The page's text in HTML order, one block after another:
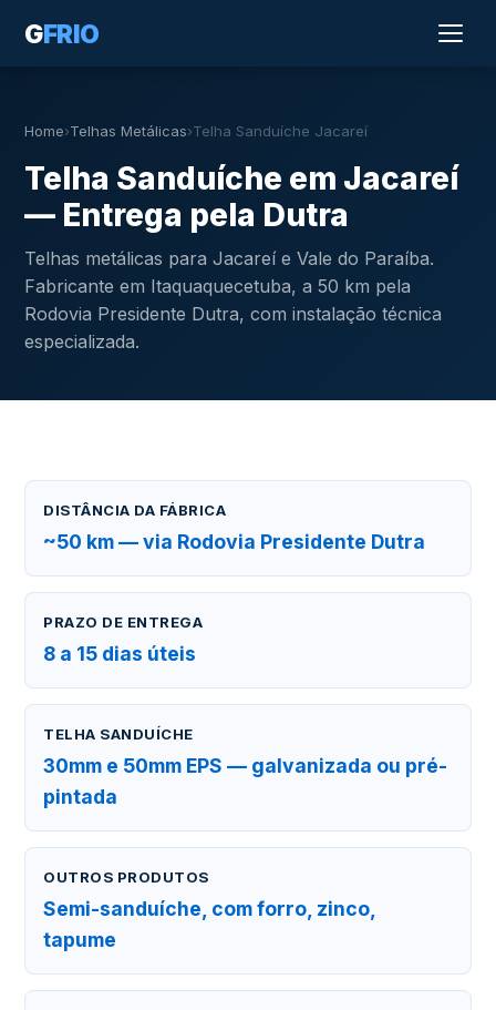
GFRIO
Home›Telhas Metálicas›Telha Sanduíche Jacareí
Telha Sanduíche em Jacareí
— Entrega pela Dutra
Telhas metálicas para Jacareí e Vale do Paraíba.
Fabricante em Itaquaquecetuba, a 50 km pela
Rodovia Presidente Dutra, com instalação técnica
especializada.
DISTÂNCIA DA FÁBRICA
~50 km — via Rodovia Presidente Dutra
PRAZO DE ENTREGA
8 a 15 dias úteis
TELHA SANDUÍCHE
30mm e 50mm EPS — galvanizada ou pré-
pintada
OUTROS PRODUTOS
Semi-sanduíche, com forro, zinco,
tapume